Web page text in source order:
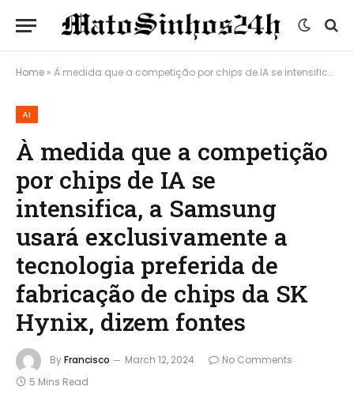
Home » À medida que a competição por chips de IA se intensifica, a Samsung usará exclusivamente a tecnologia preferida de fabricação de chips da SK Hynix, dizem fontes
AI
À medida que a competição
por chips de IA se
intensifica, a Samsung
usará exclusivamente a
tecnologia preferida de
fabricação de chips da SK
Hynix, dizem fontes
ByFrancisco March 12, 2024
No Comments
5 Mins Read